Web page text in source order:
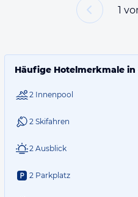
1
Häufige Hotelmerkmale in
2 Innenpool
2 Skifahren
2 Ausblick
2 Parkplatz